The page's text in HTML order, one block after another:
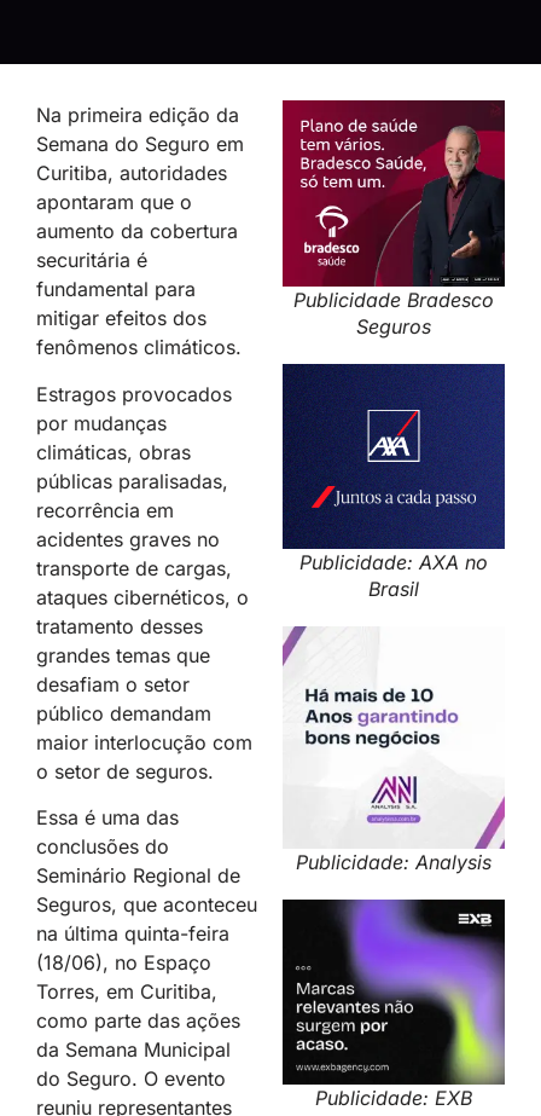
Publicidade Bradesco
Seguros
Publicidade: AXA no
Brasil
Publicidade: Analysis
Publicidade: EXB
Na primeira edição da
Semana do Seguro em
Curitiba, autoridades
apontaram que o
aumento da cobertura
securitária é
fundamental para
mitigar efeitos dos
fenômenos climáticos.
Estragos provocados
por mudanças
climáticas, obras
públicas paralisadas,
recorrência em
acidentes graves no
transporte de cargas,
ataques cibernéticos, o
tratamento desses
grandes temas que
desafiam o setor
público demandam
maior interlocução com
o setor de seguros.
Essa é uma das
conclusões do
Seminário Regional de
Seguros, que aconteceu
na última quinta-feira
(18/06), no Espaço
Torres, em Curitiba,
como parte das ações
da Semana Municipal
do Seguro. O evento
reuniu representantes